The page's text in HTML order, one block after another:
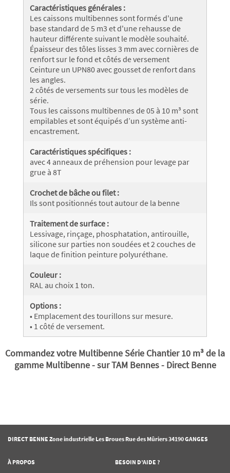
Caractéristiques générales :
Les caissons multibennes sont formés d'une
base standard de 5 m3 et d'une rehausse de
hauteur différente suivant le modèle souhaité.
Épaisseur des tôles lisses 3 mm avec cornières de
renfort sur le fond et côtés de versement
Ceinture un UPN80 avec gousset de renfort dans
les angles.
2 côtés de versements sur tous les modèles de
série.
Tous les caissons multibennes de 05 à 10 m³ sont
empilables et sont équipés d’un système anti-
encastrement.
Caractéristiques spécifiques :
avec 4 anneaux de préhension pour levage par
grue à 8T
Crochet de bâche ou filet :
Ils sont positionnés tout autour de la benne
Traitement de surface :
Lessivage, rinçage, phosphatation, antirouille,
silicone sur parties non soudées et 2 couches de
laque de finition peinture polyuréthane.
Couleur :
RAL au choix 1 ton.
Options :
• Emplacement des tourillons sur mesure.
• 1 côté de versement.
Commandez votre Multibenne Série Chantier 10 m³ de la
gamme Multibenne - sur TAM Bennes - Direct Benne
DIRECT BENNE Zone industrielle Les Broues Rue des Mûriers 34190 GANGES
À PROPOS BESOIN D’AIDE ?